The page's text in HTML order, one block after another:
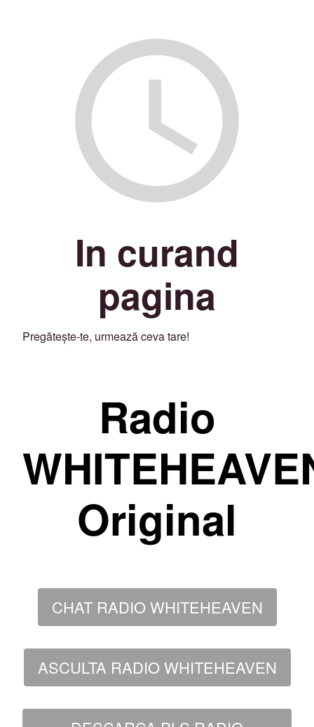
In curand
pagina
Pregătește-te, urmează ceva tare!
Radio
Original
CHAT RADIO WHITEHEAVEN
ASCULTA RADIO WHITEHEAVEN